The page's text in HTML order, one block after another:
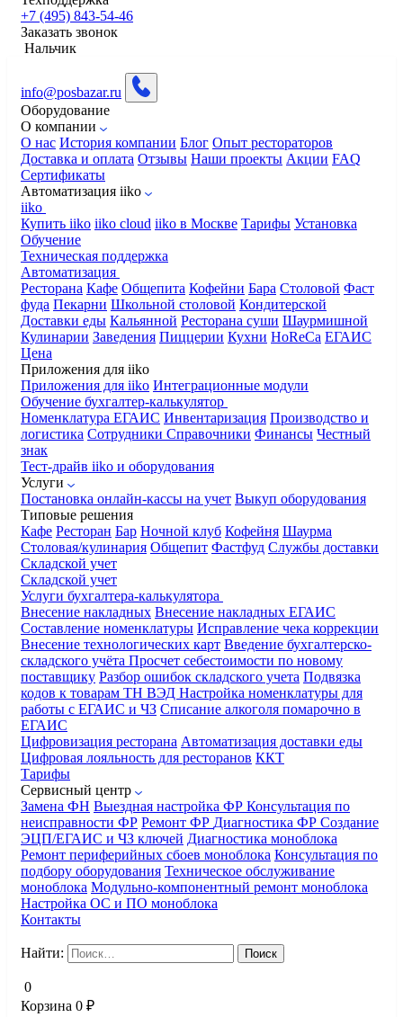
+7 (495) 843-54-46
Заказать звонок
Нальчик
info@posbazar.ru
Оборудование
О компании
О нас История компании Блог Опыт рестораторов
Доставка и оплата Отзывы Наши проекты Акции FAQ
Сертификаты
Автоматизация iiko
iiko
Купить iiko iiko cloud iiko в Москве Тарифы Установка
Обучение
Техническая поддержка
Автоматизация
Ресторана Кафе Общепита Кофейни Бара Столовой Фаст
фуда Пекарни Школьной столовой Кондитерской
Доставки еды Кальянной Ресторана суши Шаурмишной
Кулинарии Заведения Пиццерии Кухни HoReCa ЕГАИС
Цена
Приложения для iiko
Приложения для iiko Интеграционные модули
Обучение бухгалтер-калькулятор
Номенклатура ЕГАИС Инвентаризация Производство и
логистика Сотрудники Справочники Финансы Честный
знак
Тест-драйв iiko и оборудования
Услуги
Постановка онлайн-кассы на учет Выкуп оборудования
Типовые решения
Кафе Ресторан Бар Ночной клуб Кофейня Шаурма
Столовая/кулинария Общепит Фастфуд Службы доставки
Складской учет
Складской учет
Услуги бухгалтера-калькулятора
Внесение накладных Внесение накладных ЕГАИС
Составление номенклатуры Исправление чека коррекции
Внесение технологических карт Введение бухгалтерско-
складского учёта Просчет себестоимости по новому
поставщику Разбор ошибок складского учета Подвязка
кодов к товарам ТН ВЭД Настройка номенклатуры для
работы с ЕГАИС и ЧЗ Списание алкоголя помарочно в
ЕГАИС
Цифровизация ресторана Автоматизация доставки еды
Цифровая лояльность для ресторанов ККТ
Тарифы
Сервисный центр
Замена ФН Выездная настройка ФР Консультация по
неисправности ФР Ремонт ФР Диагностика ФР Создание
ЭЦП/ЕГАИС и ЧЗ ключей Диагностика моноблока
Ремонт периферийных сбоев моноблока Консультация по
подбору оборудования Техническое обслуживание
моноблока Модульно-компонентный ремонт моноблока
Настройка ОС и ПО моноблока
Контакты
Найти:
0
Корзина 0 ₽